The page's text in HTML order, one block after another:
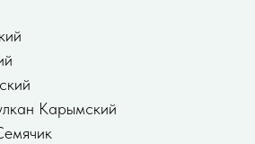
Кaрымский